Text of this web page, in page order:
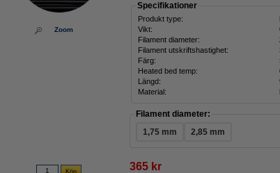
Zoom
Specifikationer
Produkt type:
Vikt:
Filament diameter:
Filament utskriftshastighet:
Färg:
Heated bed temp:
Längd:
Material:
Filament diameter:
1,75 mm
2,85 mm
365 kr